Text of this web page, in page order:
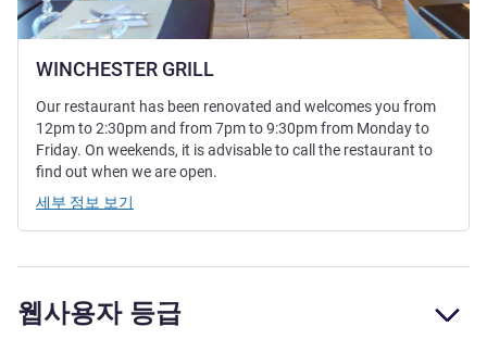
WINCHESTER GRILL
Our restaurant has been renovated and welcomes you from
12pm to 2:30pm and from 7pm to 9:30pm from Monday to
Friday. On weekends, it is advisable to call the restaurant to
find out when we are open.
세부 정보 보기
웹사용자 등급